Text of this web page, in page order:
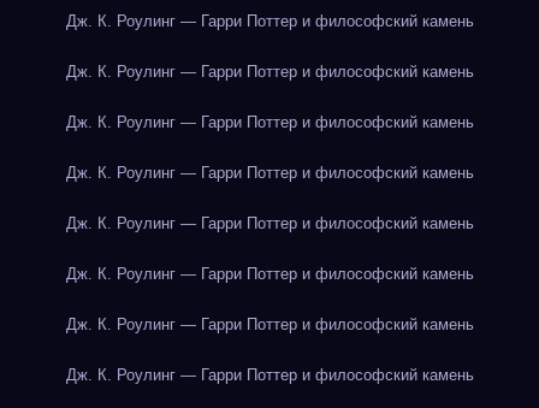
Дж. К. Роулинг — Гарри Поттер и философский камень
Дж. К. Роулинг — Гарри Поттер и философский камень
Дж. К. Роулинг — Гарри Поттер и философский камень
Дж. К. Роулинг — Гарри Поттер и философский камень
Дж. К. Роулинг — Гарри Поттер и философский камень
Дж. К. Роулинг — Гарри Поттер и философский камень
Дж. К. Роулинг — Гарри Поттер и философский камень
Дж. К. Роулинг — Гарри Поттер и философский камень